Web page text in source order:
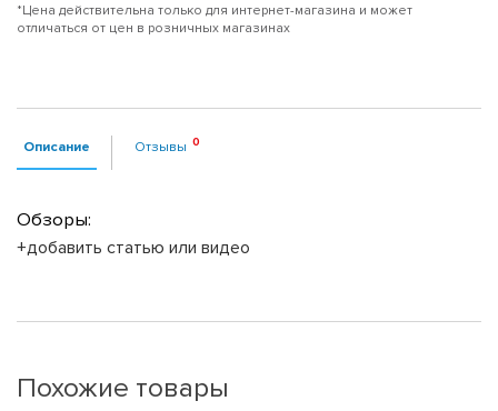
*Цена действительна только для интернет-магазина и может
отличаться от цен в розничных магазинах
Описание Отзывы
Обзоры:
+добавить статью или видео
Похожие товары